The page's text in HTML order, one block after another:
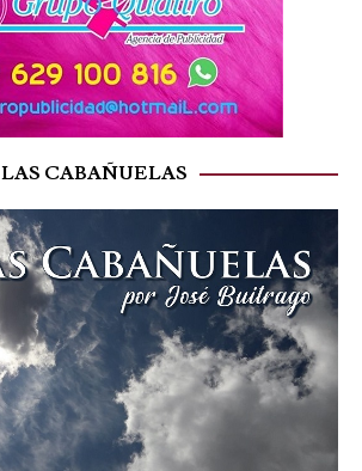
LAS CABAÑUELAS